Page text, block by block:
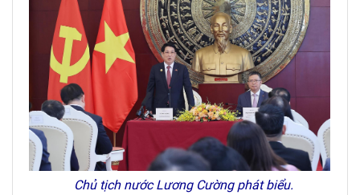
Chủ tịch nước Lương Cường phát biểu.